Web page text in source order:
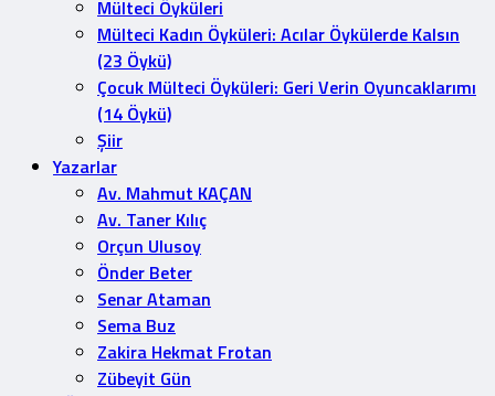
Mülteci Öyküleri
Mülteci Kadın Öyküleri: Acılar Öykülerde Kalsın
(23 Öykü)
Çocuk Mülteci Öyküleri: Geri Verin Oyuncaklarımı
(14 Öykü)
Şiir
Yazarlar
Av. Mahmut KAÇAN
Av. Taner Kılıç
Orçun Ulusoy
Önder Beter
Senar Ataman
Sema Buz
Zakira Hekmat Frotan
Zübeyit Gün